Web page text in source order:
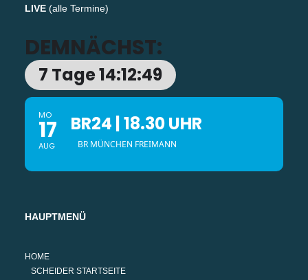
LIVE (alle Termine)
DEMNÄCHST:
7 Tage 14:12:48
MO
17
AUG
BR24 | 18.30 UHR
BR MÜNCHEN FREIMANN
HAUPTMENÜ
HOME
SCHEIDER STARTSEITE